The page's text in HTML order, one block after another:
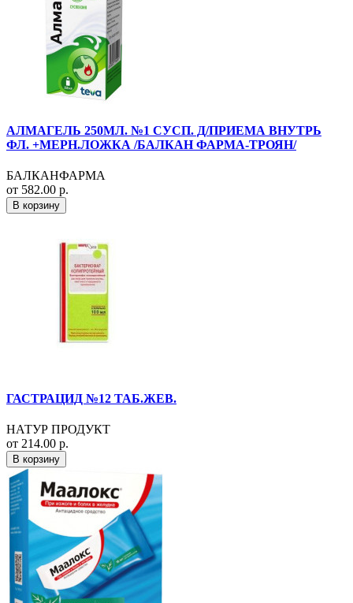
АЛМАГЕЛЬ 250МЛ. №1 СУСП. Д/ПРИЕМА ВНУТРЬ
ФЛ. +МЕРН.ЛОЖКА /БАЛКАН ФАРМА-ТРОЯН/
БАЛКАНФАРМА
от 582.00 р.
В корзину
ГАСТРАЦИД №12 ТАБ.ЖЕВ.
НАТУР ПРОДУКТ
от 214.00 р.
В корзину